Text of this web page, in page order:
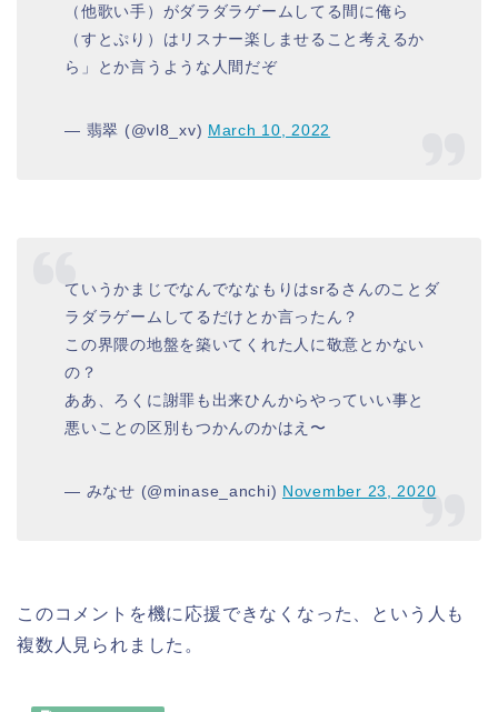
（他歌い手）がダラダラゲームしてる間に俺ら
（すとぷり）はリスナー楽しませること考えるか
ら」とか言うような人間だぞ
— 翡翠 (@vl8_xv) March 10, 2022
ていうかまじでなんでななもりはsrるさんのことダ
ラダラゲームしてるだけとか言ったん？
この界隈の地盤を築いてくれた人に敬意とかない
の？
ああ、ろくに謝罪も出来ひんからやっていい事と
悪いことの区別もつかんのかはえ〜
— みなせ (@minase_anchi) November 23, 2020
このコメントを機に応援できなくなった、という人も
複数人見られました。